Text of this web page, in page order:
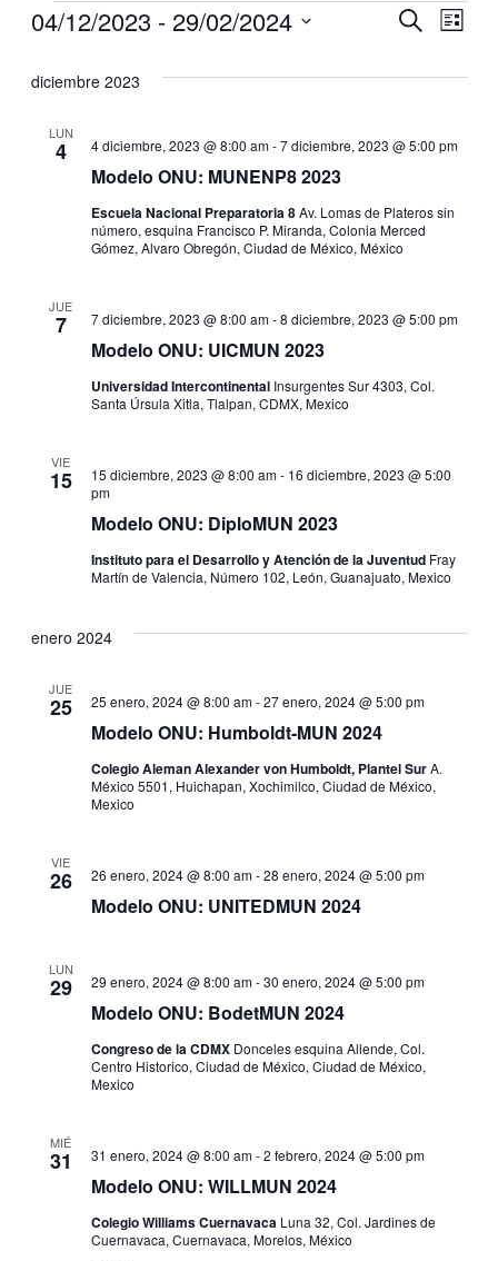
Eventos
y
de
vistas
de
Buscar
de
Lista
04/12/2023 - 29/02/2024
diciembre 2023
LUN
4
Modelo ONU: MUNENP8 2023
4 diciembre, 2023 @ 8:00 am-7 diciembre, 2023 @ 5:00 pm
Escuela Nacional Preparatoria 8Av. Lomas de Plateros sin
número, esquina Francisco P. Miranda, Colonia Merced
Gómez, Alvaro Obregón, Ciudad de México, México
JUE
7
Modelo ONU: UICMUN 2023
7 diciembre, 2023 @ 8:00 am-8 diciembre, 2023 @ 5:00 pm
Universidad Intercontinental Insurgentes Sur 4303, Col.
Santa Úrsula Xitla, Tlalpan, CDMX, Mexico
VIE
15
Modelo ONU: DiploMUN 2023
15 diciembre, 2023 @ 8:00 am- 16 diciembre, 2023 @ 5:00
pm
Instituto para el Desarrollo y Atención de la Juventud Fray
Martín de Valencia, Número 102, León, Guanajuato, Mexico
enero 2024
JUE
25
Modelo ONU: Humboldt-MUN 2024
25 enero, 2024 @ 8:00 am-27 enero, 2024 @ 5:00 pm
Colegio Aleman Alexander von Humboldt, Plantel SurA.
México 5501, Huichapan, Xochimilco, Ciudad de México,
Mexico
VIE
26
Modelo ONU: UNITEDMUN 2024
26 enero, 2024 @ 8:00 am-28 enero, 2024 @ 5:00 pm
LUN
29
Modelo ONU: BodetMUN 2024
29 enero, 2024 @ 8:00 am-30 enero, 2024 @ 5:00 pm
Congreso de la CDMX Donceles esquina Allende, Col.
Centro Historico, Ciudad de México, Ciudad de México,
Mexico
MIÉ
31
Modelo ONU: WILLMUN 2024
31 enero, 2024 @ 8:00 am-2 febrero, 2024 @ 5:00 pm
Colegio Williams Cuernavaca Luna 32, Col. Jardines de
Cuernavaca, Cuernavaca, Morelos, México